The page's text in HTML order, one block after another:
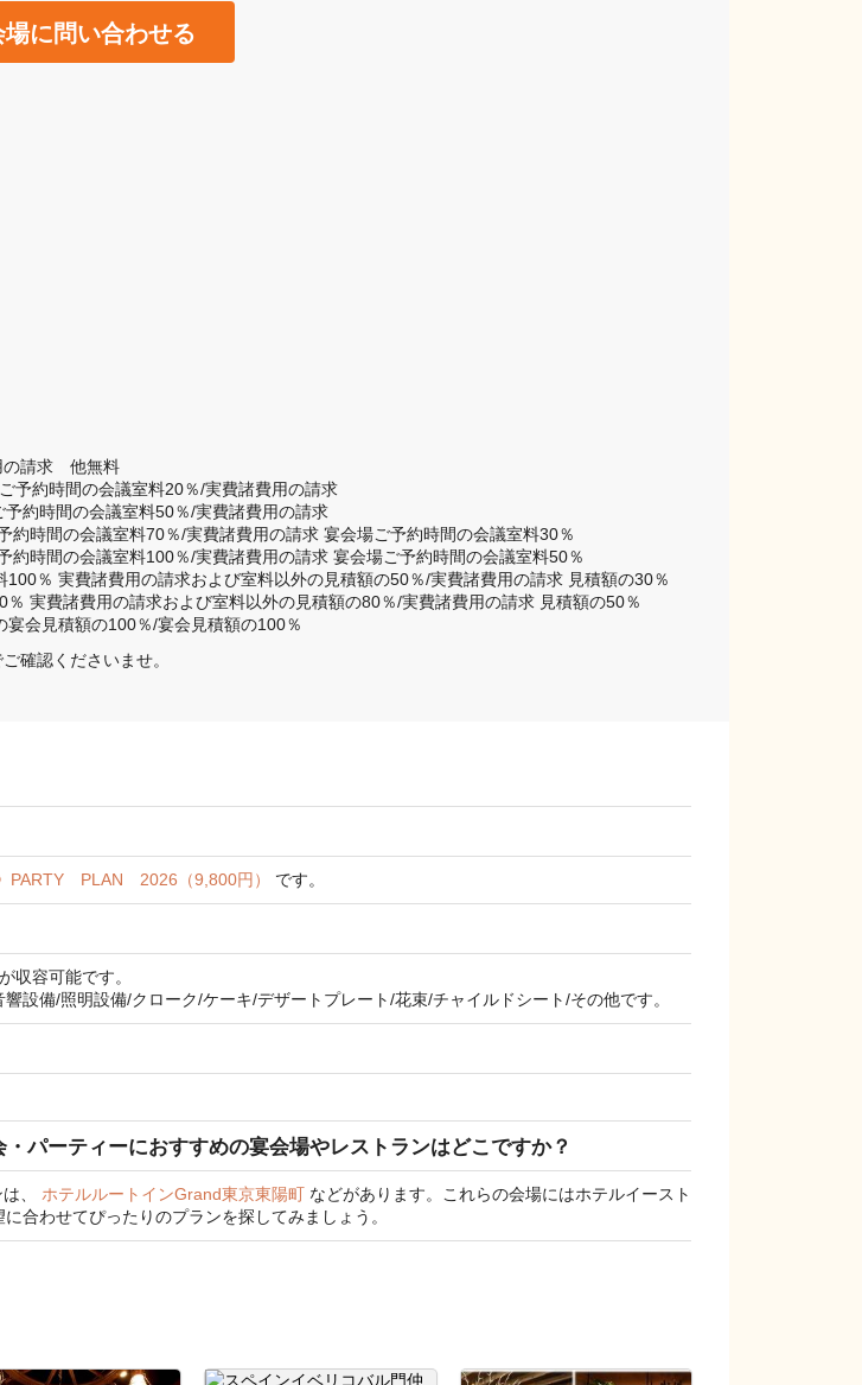
場に問い合わせる
請求　他無料
予約時間の会議室料20％/実費諸費用の請求
約時間の会議室料50％/実費諸費用の請求
約時間の会議室料70％/実費諸費用の請求 宴会場ご予約時間の会議室料30％
約時間の会議室料100％/実費諸費用の請求 宴会場ご予約時間の会議室料50％
％ 実費諸費用の請求および室料以外の見積額の50％/実費諸費用の請求 見積額の30％
実費諸費用の請求および室料以外の見積額の80％/実費諸費用の請求 見積額の50％
宴会見積額の100％/宴会見積額の100％
確認くださいませ。
》PARTY PLAN 2026（9,800円） です。
収容可能です。
設備/照明設備/クローク/ケーキ/デザートプレート/花束/チャイルドシート/その他です。
パーティーにおすすめの宴会場やレストランはどこですか？
、 ホテルルートインGrand東京東陽町 などがあります。これらの会場にはホテルイースト
合わせてぴったりのプランを探してみましょう。